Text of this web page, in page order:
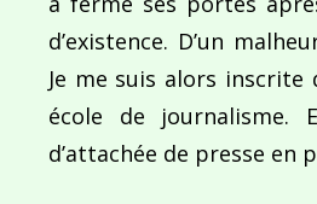
d’existence. D’un
Je me suis alors inscrite
école de journalisme.
d’attachée de presse en